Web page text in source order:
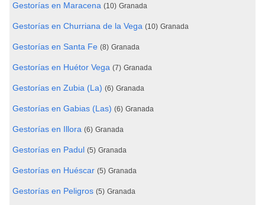
Gestorías en Maracena (10) Granada
Gestorías en Churriana de la Vega (10) Granada
Gestorías en Santa Fe (8) Granada
Gestorías en Huétor Vega (7) Granada
Gestorías en Zubia (La) (6) Granada
Gestorías en Gabias (Las) (6) Granada
Gestorías en Illora (6) Granada
Gestorías en Padul (5) Granada
Gestorías en Huéscar (5) Granada
Gestorías en Peligros (5) Granada